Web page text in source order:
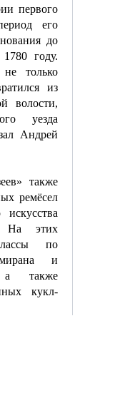
первого
его
до
году.
не только
из
волости,
уезда
Андрей
также
ремёсел
На этих
по
и
а также
кукл-